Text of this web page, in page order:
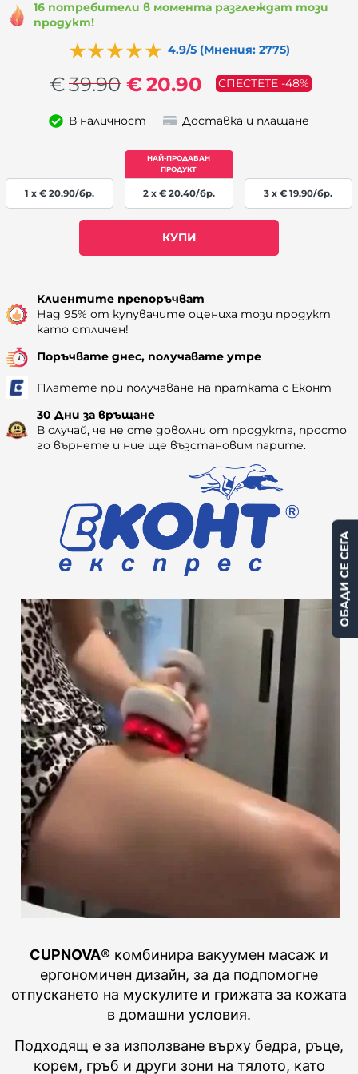
16 потребители в момента разглеждат този
продукт!
4.9/5 (Мнения: 2775)
39.90
€ 20.90
€ СПЕСТЕТЕ -48%
В наличност Доставка и плащане
1 x 20.90
€ /бр. 2 x 20.40
€ /бр. 3 x 19.90
€ /бр.
КУПИ
Клиентите препоръчват
Над 95% от купувачите оцениха този продукт
като отличен!
Поръчвате днес, получавате утре
Платете при получаване на пратката с Еконт
30 Дни за връщане
В случай, че не сте доволни от продукта, просто
го върнете и ние ще възстановим парите.
CUPNOVA® комбинира вакуумен масаж и
ергономичен дизайн, за да подпомогне
отпускането на мускулите и грижата за кожата
в домашни условия.
Подходящ е за използване върху бедра, ръце,
корем, гръб и други зони на тялото, като
ОБАДИ СЕ СЕГА